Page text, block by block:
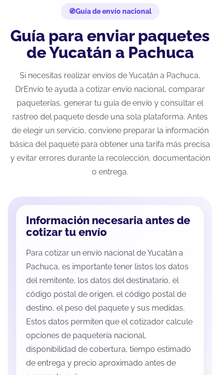
Guía de envío nacional
Guía para enviar paquetes
de Yucatán a Pachuca
Si necesitas realizar envíos de Yucatán a Pachuca,
DrEnvío te ayuda a cotizar envío nacional, comparar
paqueterías, generar tu guía de envío y consultar el
rastreo del paquete desde una sola plataforma. Antes
de elegir un servicio, conviene preparar la información
básica del paquete para obtener una tarifa más precisa
y evitar errores durante la recolección, documentación
o entrega.
Información necesaria antes de
cotizar tu envío
Para cotizar un envío nacional de Yucatán a
Pachuca, es importante tener listos los datos
del remitente, los datos del destinatario, el
código postal de origen, el código postal de
destino, el peso del paquete y sus medidas.
Estos datos permiten que el cotizador calcule
opciones de paquetería nacional,
disponibilidad de cobertura, tiempo estimado
de entrega y precio aproximado antes de